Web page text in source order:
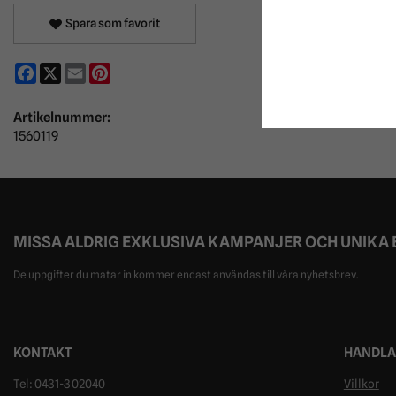
Spara som favorit
Facebook
X Email
Artikelnummer:
1560119
MISSA ALDRIG EXKLUSIVA KAMPANJER OCH UNIKA
De uppgifter du matar in kommer endast användas till våra nyhetsbrev.
KONTAKT
Tel: 0431-302040
HANDLA
Villkor